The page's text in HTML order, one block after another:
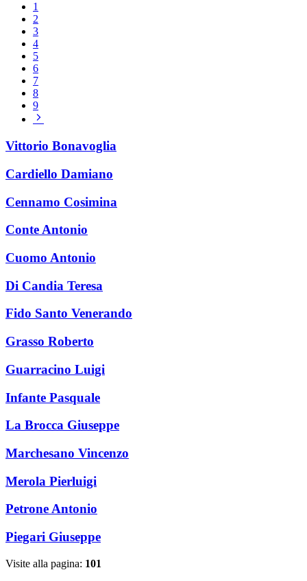
1
2
3
4
5
6
7
8
9
Vittorio Bonavoglia
Cardiello Damiano
Cennamo Cosimina
Conte Antonio
Cuomo Antonio
Di Candia Teresa
Fido Santo Venerando
Grasso Roberto
Guarracino Luigi
Infante Pasquale
La Brocca Giuseppe
Marchesano Vincenzo
Merola Pierluigi
Petrone Antonio
Piegari Giuseppe
Visite alla pagina: 101